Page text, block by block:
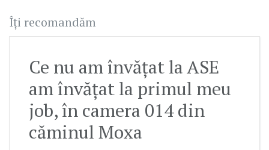
Îți recomandăm
Ce nu am învățat la ASE
am învățat la primul meu
job, în camera 014 din
căminul Moxa